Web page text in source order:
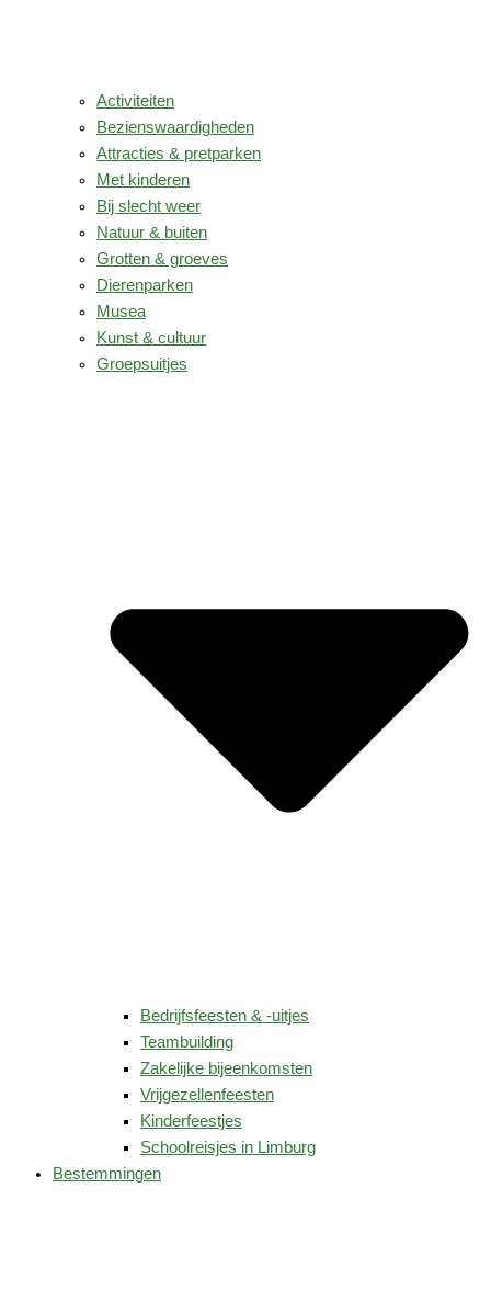
Activiteiten
Bezienswaardigheden
Attracties & pretparken
Met kinderen
Bij slecht weer
Natuur & buiten
Grotten & groeves
Dierenparken
Musea
Kunst & cultuur
Groepsuitjes
Bedrijfsfeesten & -uitjes
Teambuilding
Zakelijke bijeenkomsten
Vrijgezellenfeesten
Kinderfeestjes
Schoolreisjes in Limburg
Bestemmingen